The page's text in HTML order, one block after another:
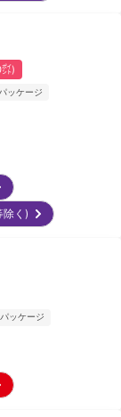
)
ッケージ
除く)
ッケージ